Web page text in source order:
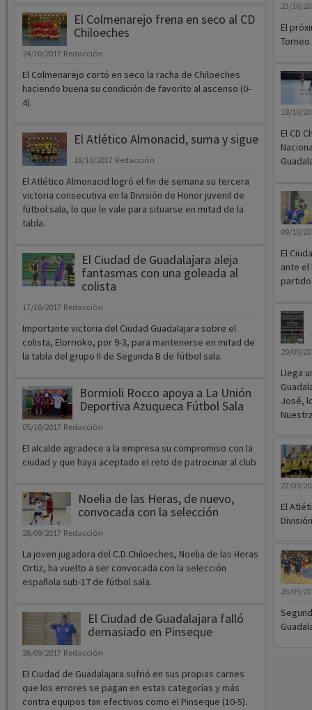
El Colmenarejo frena en seco al CD
Chiloeches
24/10/2017 Redacción
El Colmenarejo cortó en seco la racha de Chiloeches
haciendo buena su condición de favorito al ascenso (0-
4).
El Atlético Almonacid, suma y sigue
18/10/2017 Redacción
El Atlético Almonacid logró el fin de semana su tercera
victoria consecutiva en la División de Honor juvenil de
fútbol sala, lo que le vale para situarse en mitad de la
tabla.
El Ciudad de Guadalajara aleja
fantasmas con una goleada al
colista
17/10/2017 Redacción
Importante victoria del Ciudad Guadalajara sobre el
colista, Elorrioko, por 9-3, para mantenerse en mitad de
la tabla del grupo II de Segunda B de fútbol sala.
Bormioli Rocco apoya a La Unión
Deportiva Azuqueca Fútbol Sala
05/10/2017 Redacción
El alcalde agradece a la empresa su compromiso con la
ciudad y que haya aceptado el reto de patrocinar al club
Noelia de las Heras, de nuevo,
convocada con la selección
28/09/2017 Redacción
La joven jugadora del C.D.Chiloeches, Noelia de las Heras
Ortiz, ha vuelto a ser convocada con la selección
española sub-17 de fútbol sala.
El Ciudad de Guadalajara falló
demasiado en Pinseque
26/09/2017 Redacción
El Ciudad de Guadalajara sufrió en sus propias carnes
que los errores se pagan en estas categorías y más
contra equipos tan efectivos como el Pinseque (10-5).
23/10/
El
Torneo
18/10/
El CD
09/10/
El
ante el
29/09/
Llega
José,
27/09/
El
26/09/